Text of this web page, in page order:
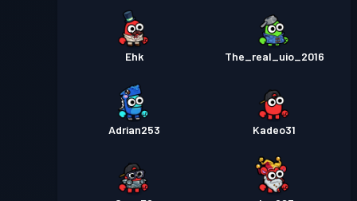
Ehk The_real_uio_2016
Adrian253 Kadeo31